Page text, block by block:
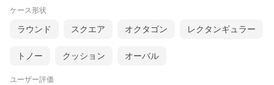
ケース形状
ラウンド スクエア オクタゴン レクタンギュラー
トノー クッション オーバル
ユーザー評価